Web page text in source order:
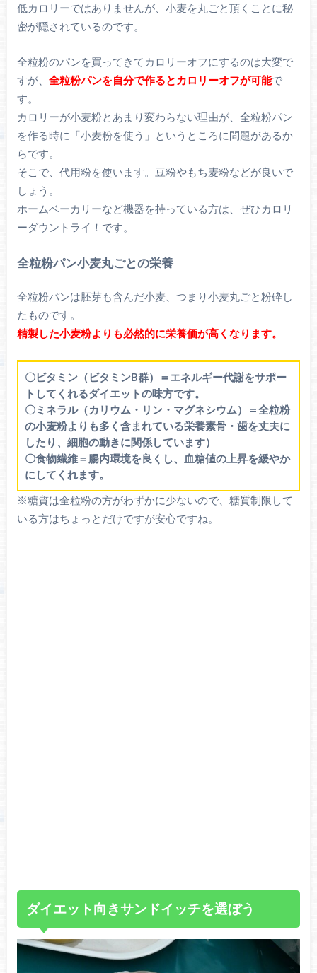
低カロリーではありませんが、小麦を丸ごと頂くことに秘
密が隠されているのです。
全粒粉のパンを買ってきてカロリーオフにするのは大変で
すが、 全粒粉パンを自分で作るとカロリーオフが可能で
す。
カロリーが小麦粉とあまり変わらない理由が、全粒粉パン
を作る時に「小麦粉を使う」というところに問題があるか
らです。
そこで、代用粉を使います。豆粉やもち麦粉などが良いで
しょう。
ホームベーカリーなど機器を持っている方は、ぜひカロリ
ーダウントライ！です。
全粒粉パン小麦丸ごとの栄養
全粒粉パンは胚芽も含んだ小麦、つまり小麦丸ごと粉砕し
たものです。
精製した小麦粉よりも必然的に栄養価が高くなります。
〇ビタミン（ビタミンB群）＝エネルギー代謝をサポー
トしてくれるダイエットの味方です。
〇ミネラル（カリウム・リン・マグネシウム）＝全粒粉
の小麦粉よりも多く含まれている栄養素骨・歯を丈夫に
したり、細胞の動きに関係しています）
〇食物繊維＝腸内環境を良くし、血糖値の上昇を緩やか
にしてくれます。
※糖質は全粒粉の方がわずかに少ないので、糖質制限して
いる方はちょっとだけですが安心ですね。
ダイエット向きサンドイッチを選ぼう